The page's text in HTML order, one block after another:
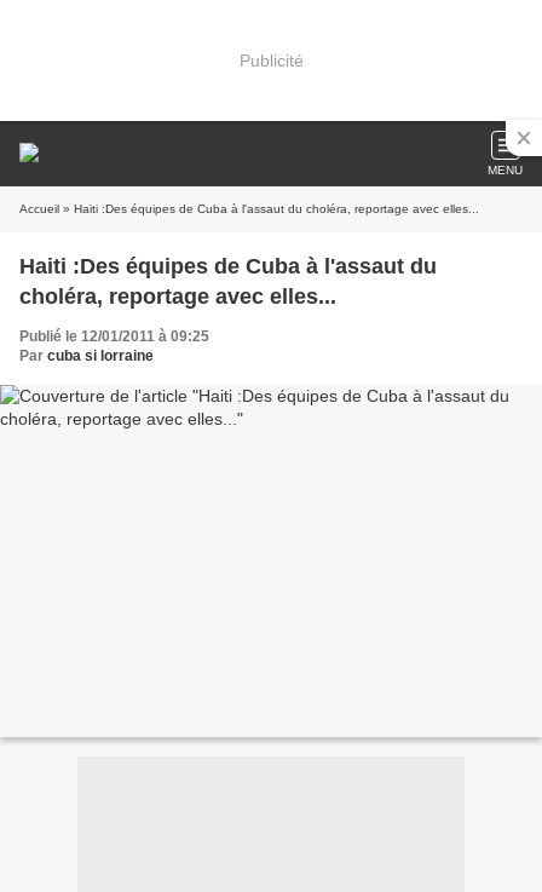
Publicité
MENU
Accueil » Haiti :Des équipes de Cuba à l'assaut du choléra, reportage avec elles...
Haiti :Des équipes de Cuba à l'assaut du
choléra, reportage avec elles...
Publié le 12/01/2011 à 09:25
Par cuba si lorraine